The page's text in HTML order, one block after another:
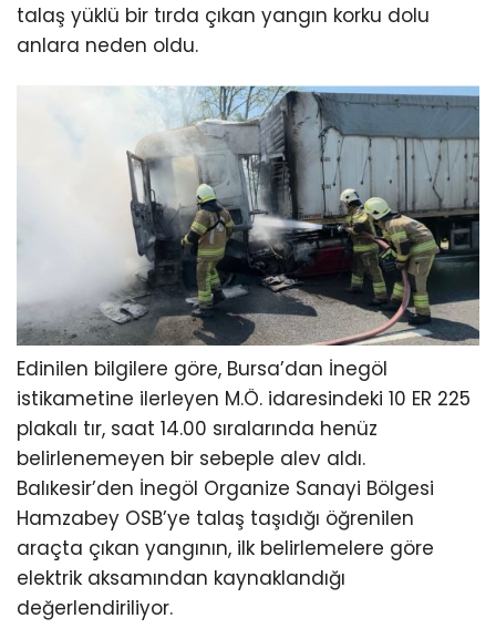
talaş yüklü bir tırda çıkan yangın korku dolu
anlara neden oldu.
Edinilen bilgilere göre, Bursa’dan İnegöl
istikametine ilerleyen M.Ö. idaresindeki 10 ER 225
plakalı tır, saat 14.00 sıralarında henüz
belirlenemeyen bir sebeple alev aldı.
Balıkesir’den İnegöl Organize Sanayi Bölgesi
Hamzabey OSB’ye talaş taşıdığı öğrenilen
araçta çıkan yangının, ilk belirlemelere göre
elektrik aksamından kaynaklandığı
değerlendiriliyor.